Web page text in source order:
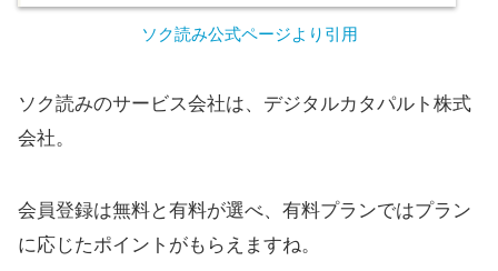
ソク読み公式ページより引用
ソク読みのサービス会社は、デジタルカタパルト株式
会社。
会員登録は無料と有料が選べ、有料プランではプラン
に応じたポイントがもらえますね。